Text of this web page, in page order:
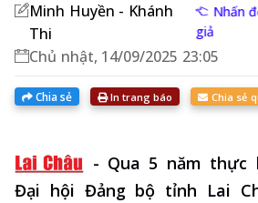
Minh Huyền - Khánh
Thi
Nhấn
giả
Chủ nhật, 14/09/2025 23:05
Chia sẻ In trang báo Chia sẻ
- Qua 5 năm thực
Đại hội Đảng bộ tỉnh Lai